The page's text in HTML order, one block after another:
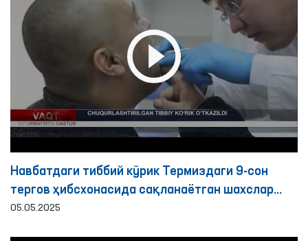
Навбатдаги тиббий кўрик Термиздаги 9-сон
тергов ҳибсхонасида сақланаётган шахслар
учун ташкил этилди
05.05.2025